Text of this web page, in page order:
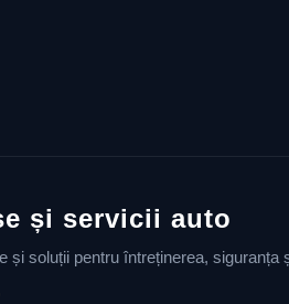
și servicii auto
și soluții pentru întreținerea,